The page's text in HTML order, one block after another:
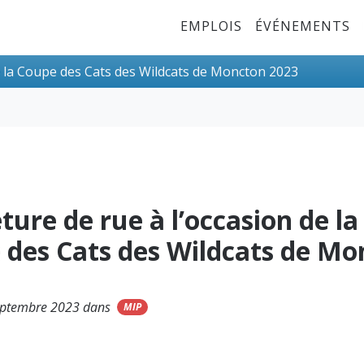
Top Menu
EMPLOIS ÉVÉNEMENTS
Coupe des Cats des Wildcats de Moncton 2023
de rue à l’occasion de la
des Cats des Wildcats de
2023 dans MIP